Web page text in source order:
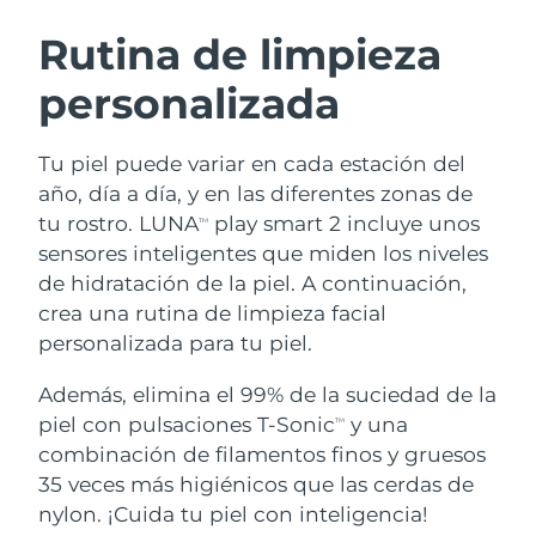
Rutina de limpieza
personalizada
Tu piel puede variar en cada estación del
año, día a día, y en las diferentes zonas de
tu rostro. LUNATM
play smart 2 incluye unos
sensores inteligentes que miden los niveles
de hidratación de la piel. A continuación,
crea una rutina de limpieza facial
personalizada para tu piel.
Además, elimina el 99% de la suciedad de la
piel con pulsaciones T-SonicTM
y una
combinación de filamentos finos y gruesos
35 veces más higiénicos que las cerdas de
nylon. ¡Cuida tu piel con inteligencia!
LUNA™ 4 pack
Anti-aging massage
LUNA™ 4 Plus
Massage, LED heating
LUNA™ 4 Men
For men, anti-aging massage
BEAR™ 2 pack
Microcurrent toning
BEAR™ 2 go
Microcurrent toning on-the-go
BEAR™ 2 eyes & lips
Microcurrent line smoothing device
Hidratación
UFO™ 3 pack
Deep facial hydration
UFO™ 3 LED
Near-infrared and red light therapy
device
Cuidado bucal
issa™ 4
Hybrid silicone sonic toothbrush
issa™ 4 plus
Smart hybrid silicone sonic toothbrush
TRATAMIENTO ANTIEDAD FAQ™
Antiedad Tratamientos LED
NEW
Austria Entrega prevista
Baréin Entrega prevista
Bélgica
Bermudas Entrega prevista8/18/26
Bosnia y Herzegovina Entrega prevista 8/15/26
Brunéi Entrega prevista
Canadá Entrega prevista
Chile Entrega prevista8/16/26